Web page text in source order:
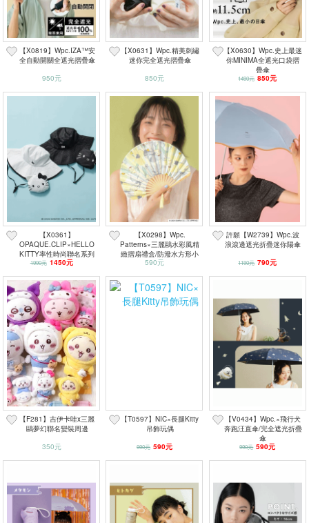
【X0819】Wpc.IZA™安
全自動開關全遮光摺疊傘
950元
【X0631】Wpc.精美刺繡
迷你完全遮光摺疊傘
850元
【X0630】Wpc.史上最迷
你MINIMA全遮光口袋摺
疊傘
1490元 850元
【X0361】
OPAQUE.CLIP×HELLO
KITTY率性時尚聯名系列
1990元 1450元
【X0298】Wpc.
Patterns×三麗鷗水彩風精
緻摺扇禮盒/防潑水方形小
包
590元
許願【W2739】Wpc.波
浪滾邊遮光折疊迷你陽傘
1190元 790元
【F281】吉伊卡哇x三麗
鷗夢幻聯名變裝周邊
350元
【T0597】NIC×長腿Kitty
吊飾玩偶
990元 590元
【V0434】Wpc.×飛行犬
奔跑汪直傘/完全遮光折疊
傘
990元 590元